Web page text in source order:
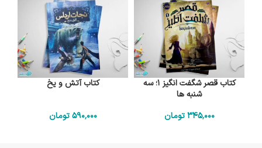
کتاب قصر شگفت انگیز 1؛ سه
شنبه ها
345٬000 تومان
کتاب آتش و یخ
590٬000 تومان